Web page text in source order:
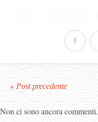
« Post precedente
Non ci sono ancora commenti.